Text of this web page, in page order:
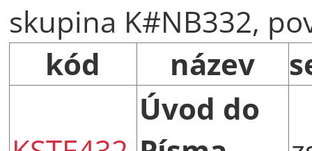
skupina K#NB332,
kód
název
Úvod do